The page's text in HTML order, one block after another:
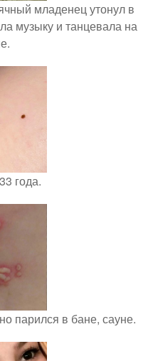
младенец утонул в
музыку и танцевала на
года.
парился в бане, сауне.